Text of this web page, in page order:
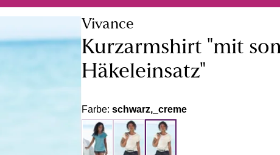
Vivance
Kurzarmshirt "mit
Häkeleinsatz"
Farbe: schwarz,_creme